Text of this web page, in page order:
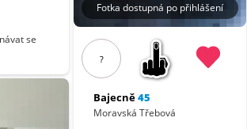
se
Fotka dostupná po přihlášení
?
Bajecně45
Moravská Třebová